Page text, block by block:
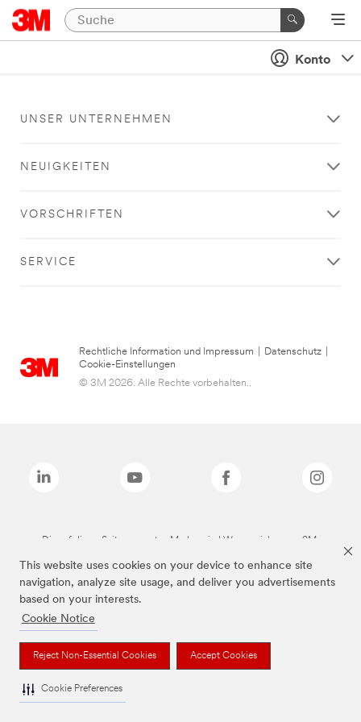
This website uses cookies on your device to enhance site
navigation, analyze site usage, and deliver you advertisements
based on your interests.
Cookie Notice
Reject Non-Essential Cookies Accept Cookies
Cookie Preferences
Konto
UNSER UNTERNEHMEN
NEUIGKEITEN
VORSCHRIFTEN
SERVICE
Rechtliche Information und Impressum Datenschutz
Cookie-Einstellungen
© 3M 2026. Alle Rechte vorbehalten..
Die auf dieser Seite genannten Marken sind Warenzeichen von 3M.